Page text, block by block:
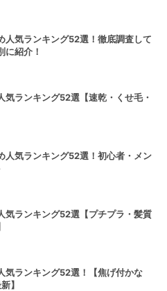
人気ランキング52選！徹底調査して
に紹介！
気ランキング52選【速乾・くせ毛・
人気ランキング52選！初心者・メン
気ランキング52選【プチプラ・髪質
気ランキング52選！【焦げ付かな
】